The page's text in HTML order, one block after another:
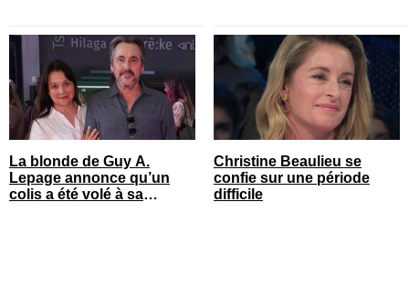
La blonde de Guy A.
Lepage annonce qu’un
colis a été volé à sa
Christine Beaulieu se
confie sur une période
difficile